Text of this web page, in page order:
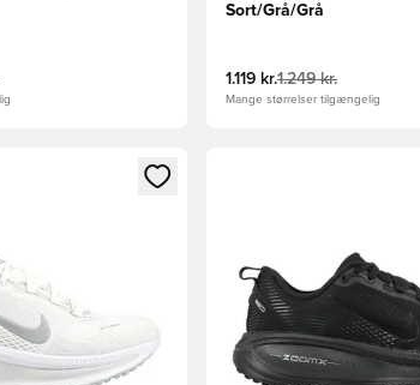
Sort/Grå/Grå
1.119 kr.1.249 kr.
Mange størrelser tilgængelig
at logge ind eller tilmelde dig som medlem
Åbner en Modal til at